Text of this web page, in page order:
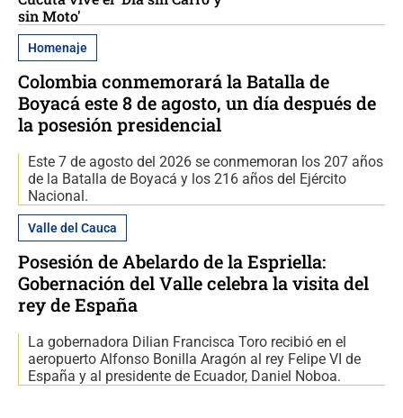
sin Moto'
Homenaje
Colombia conmemorará la Batalla de
Boyacá este 8 de agosto, un día después de
la posesión presidencial
Este 7 de agosto del 2026 se conmemoran los 207 años
de la Batalla de Boyacá y los 216 años del Ejército
Nacional.
Valle del Cauca
Posesión de Abelardo de la Espriella:
Gobernación del Valle celebra la visita del
rey de España
La gobernadora Dilian Francisca Toro recibió en el
aeropuerto Alfonso Bonilla Aragón al rey Felipe VI de
España y al presidente de Ecuador, Daniel Noboa.